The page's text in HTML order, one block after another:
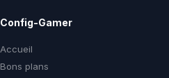
Config-Gamer
Accueil
Bons plans